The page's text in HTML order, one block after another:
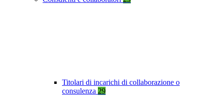
Titolari di incarichi di collaborazione o
consulenza 29